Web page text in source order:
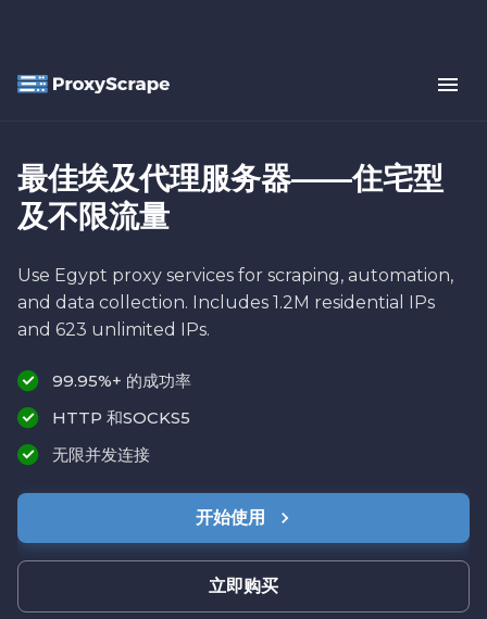
最佳埃及代理服务器——住宅型
及不限流量
Use Egypt proxy services for scraping, automation,
and data collection. Includes 1.2M residential IPs
and 623 unlimited IPs.
99.95%+ 的成功率
HTTP 和SOCKS5
无限并发连接
开始使用
立即购买